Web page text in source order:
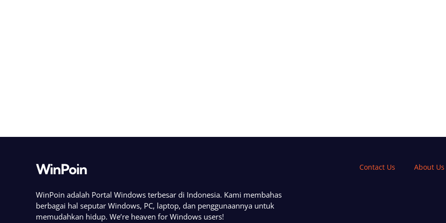
WinPoin
WinPoin adalah Portal Windows terbesar di Indonesia. Kami membahas
berbagai hal seputar Windows, PC, laptop, dan penggunaannya untuk
memudahkan hidup. We’re heaven for Windows users!
Contact Us About Us